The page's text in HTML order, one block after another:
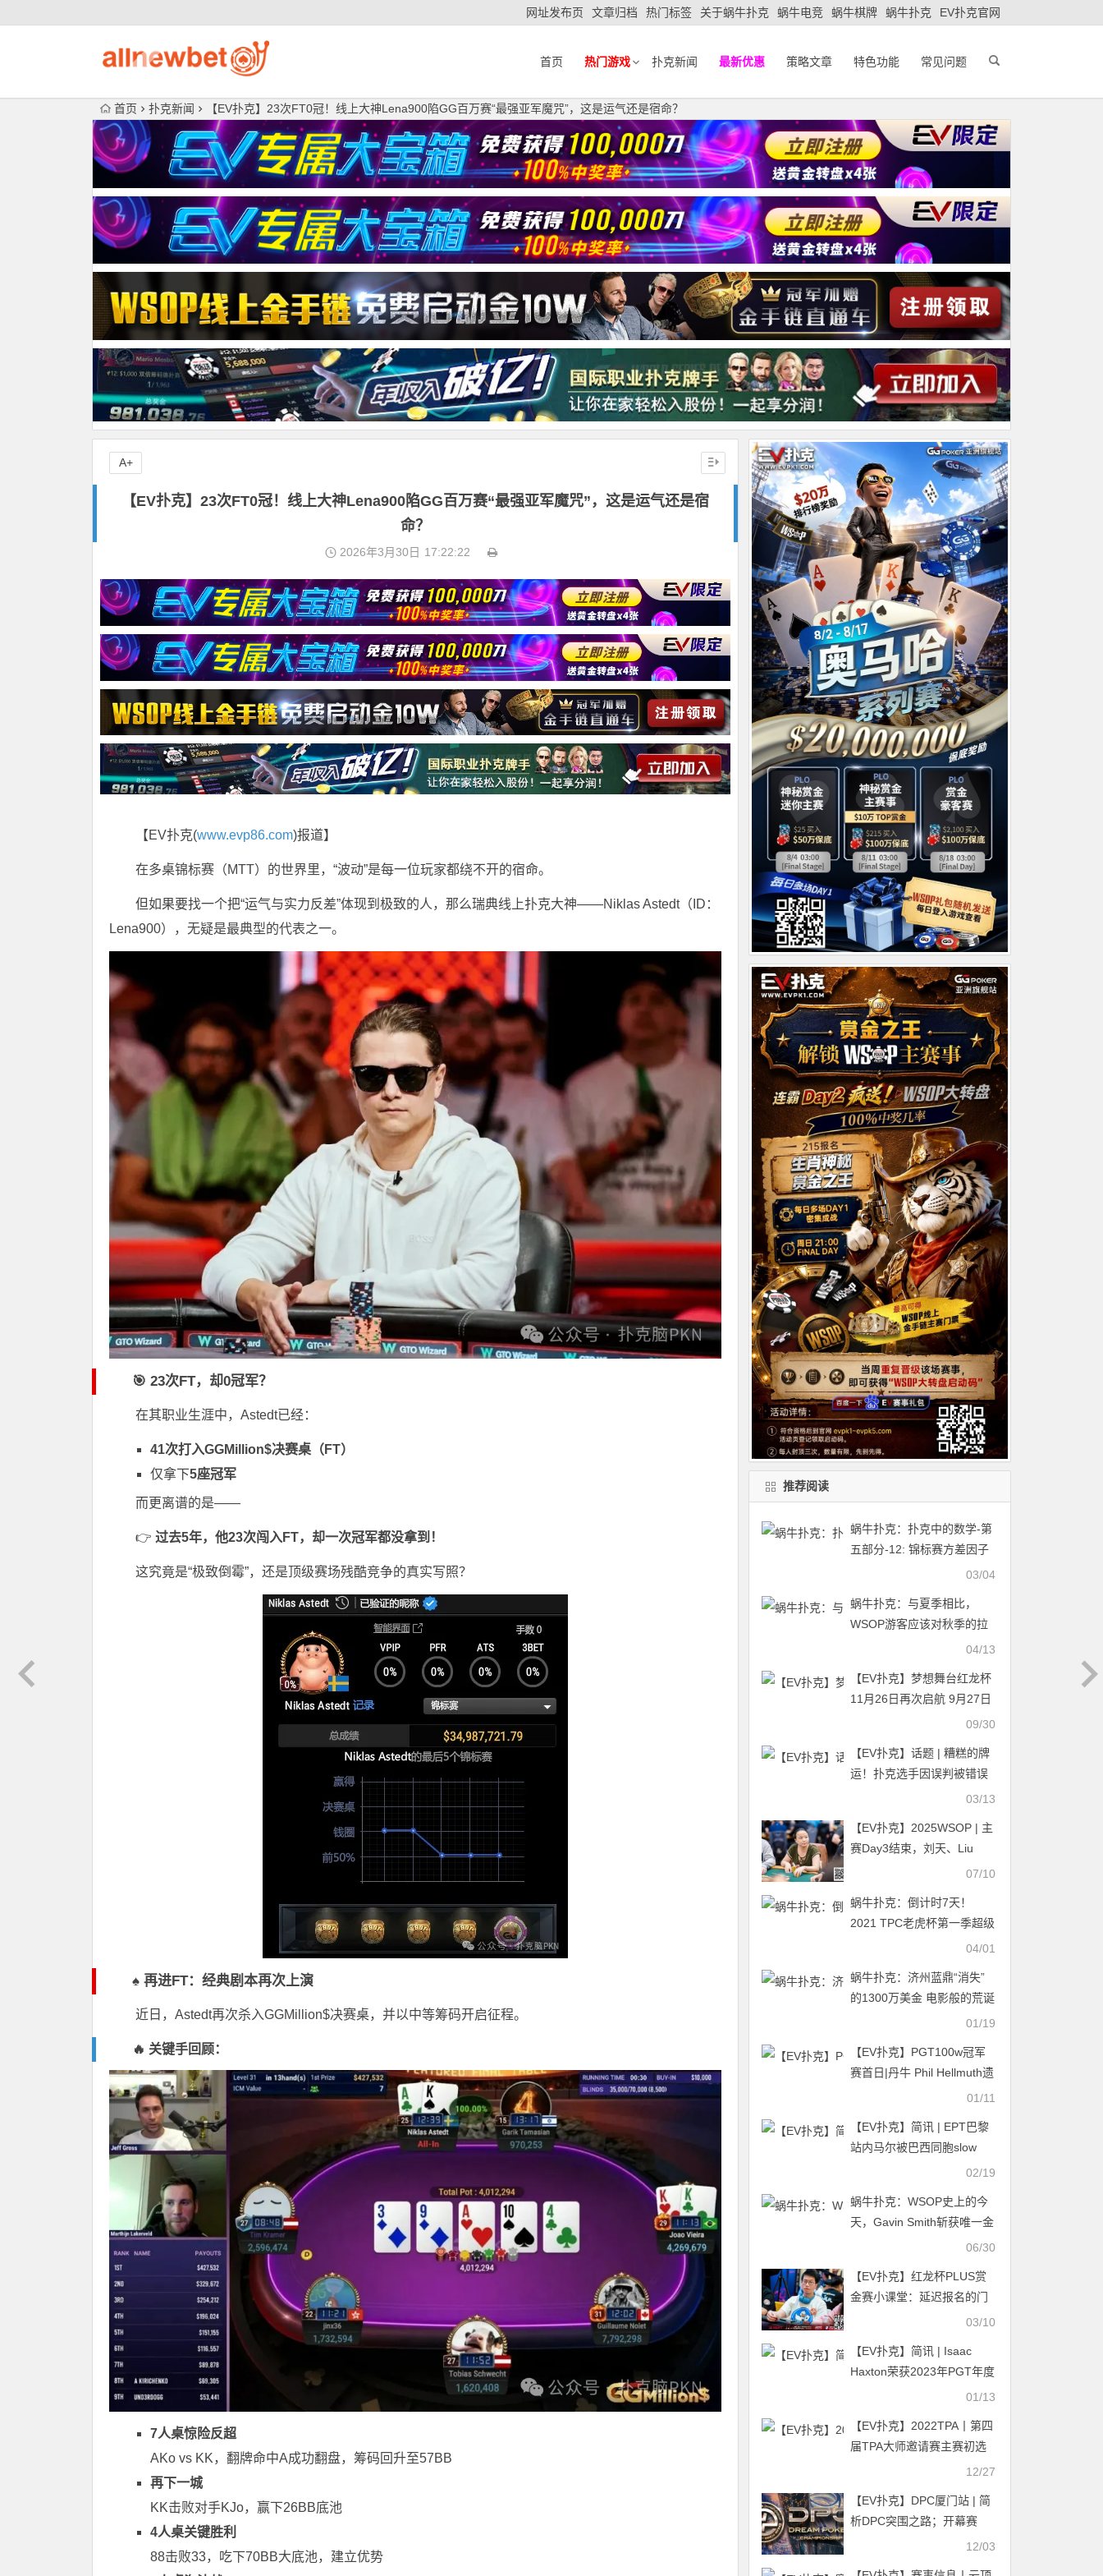
网址发布页 文章归档 热门标签 关于蜗牛扑克 蜗牛电竞 蜗牛棋牌 蜗牛扑克 EV扑克官网
首页 热门游戏 扑克新闻 最新优惠 策略文章 特色功能 常见问题
首页 扑克新闻 【EV扑克】23次FT0冠！线上大神Lena900陷GG百万赛“最强亚军魔咒”，这是运气还是宿命？
【EV扑克】23次FT0冠！线上大神Lena900陷GG百万赛“最强亚军魔咒”，这是运气还是宿
命？
2026年3月30日 17:22:22
【EV扑克(www.evp86.com)报道】
在多桌锦标赛（MTT）的世界里，“波动”是每一位玩家都绕不开的宿命。
但如果要找一个把“运气与实力反差”体现到极致的人，那么瑞典线上扑克大神——Niklas Astedt（ID：
Lena900），无疑是最典型的代表之一。
🎯 23次FT，却0冠军？
在其职业生涯中，Astedt已经：
41次打入GGMillion$决赛桌（FT）
仅拿下5座冠军
而更离谱的是——
👉 过去5年，他23次闯入FT，却一次冠军都没拿到！
这究竟是“极致倒霉”，还是顶级赛场残酷竞争的真实写照？
♠️ 再进FT：经典剧本再次上演
近日，Astedt再次杀入GGMillion$决赛桌，并以中等筹码开启征程。
🔥 关键手回顾：
7人桌惊险反超
AKo vs KK，翻牌命中A成功翻盘，筹码回升至57BB
再下一城
KK击败对手KJo，赢下26BB底池
4人桌关键胜利
88击败33，吃下70BB大底池，建立优势
A+
推荐阅读
蜗牛扑克：扑克中的数学-第
五部分-12: 锦标赛方差因子
03/04
蜗牛扑克：与夏季相比，
WSOP游客应该对秋季的拉
04/13
【EV扑克】梦想舞台红龙杯
11月26日再次启航 9月27日
红龙战队张晨旭与你一起向
09/30
【EV扑克】话题 | 糟糕的牌
运！扑克选手因误判被错误
03/13
【EV扑克】2025WSOP | 主
赛Day3结束，刘天、Liu
Xiaozhe领衔众国人晋级，离
07/10
蜗牛扑克：倒计时7天！
2021 TPC老虎杯第一季超级
04/01
蜗牛扑克：济州蓝鼎“消失”
的1300万美金 电影般的荒诞
01/19
【EV扑克】PGT100w冠军
赛首日|丹牛 Phil Hellmuth遗
憾出局 Daniel Smiljkovic领
01/11
【EV扑克】简讯 | EPT巴黎
站内马尔被巴西同胞slow
02/19
蜗牛扑克：WSOP史上的今
天，Gavin Smith斩获唯一金
手链，Johnny Chan收获个
06/30
【EV扑克】红龙杯PLUS赏
金赛小课堂：延迟报名的门
03/10
【EV扑克】简讯 | Isaac
Haxton荣获2023年PGT年度
01/13
【EV扑克】2022TPA丨第四
届TPA大师邀请赛主赛初选
赛54人参赛 44人成功晋级下
12/27
【EV扑克】DPC厦门站 | 简
析DPC突围之路；开幕赛
249人参赛 冯海棣51.2w领
12/03